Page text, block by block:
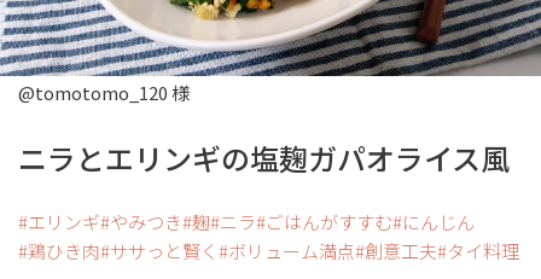
@tomotomo_120 様
ニラとエリンギの塩麹ガパオライス風
エリンギ やみつき 麹 ニラ ごはんがすすむ にんじん
鶏ひき肉 ササっと賢く ボリューム満点 創意工夫 タイ料理